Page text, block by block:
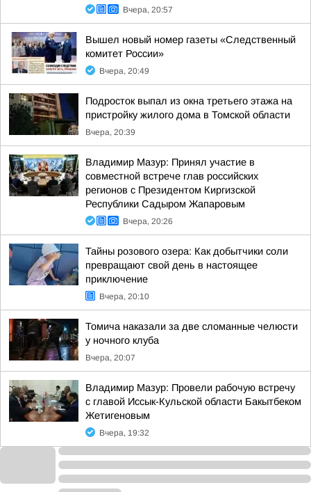
Вчера, 20:57
Вышел новый номер газеты «Следственный
комитет России»
Вчера, 20:49
Подросток выпал из окна третьего этажа на
пристройку жилого дома в Томской области
Вчера, 20:39
Владимир Мазур: Принял участие в
совместной встрече глав российских
регионов с Президентом Киргизской
Республики Садыром Жапаровым
Вчера, 20:26
Тайны розового озера: Как добытчики соли
превращают свой день в настоящее
приключение
Вчера, 20:10
Томича наказали за две сломанные челюсти
у ночного клуба
Вчера, 20:07
Владимир Мазур: Провели рабочую встречу
с главой Иссык-Кульской области Бакытбеком
Жетигеновым
Вчера, 19:32